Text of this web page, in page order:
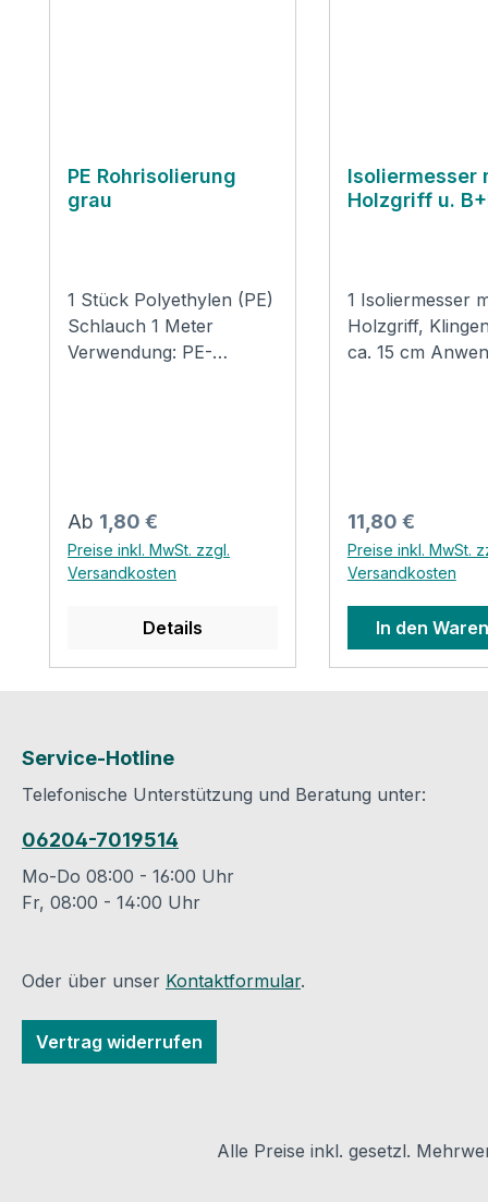
PE Rohrisolierung
grau
1 Stück Polyethylen (PE)
Schlauch 1 Meter
Verwendung: PE-
rundextrudiertem,
geschlossenzelligem
Polyethylenschaum,
alterungsbeständig und
Technische Daten:
Wärmeleitfähigkeit nach
Temperatureinsatzbereic
h : -45 bis +105 Gr C
Brandverhalten : B1
Lieferlänge : 1 m
Anwendung : EnEV
Anhang 5 Zeile 7 Farbe :
Eigenschaften und hohe
Isolierung hat sich über
Jahre hinweg als
Aufgrund des Materials
Regulärer Preis:
Ab 1,80 €
Preise inkl. MwSt. zzgl.
Versandkosten
Details
Isoliermesser
Holzgriff u.
1 Isoliermesser
Holzgriff,
ca. 15 cm
Quernieten
Schaft und
perfektes
ideal für
Regulärer Preis:
11,80 €
Preise inkl. MwSt.
Versandkosten
In den
Service-Hotline
Telefonische Unterstützung und Beratung unter:
06204-7019514
Mo-Do 08:00 - 16:00 Uhr
Fr, 08:00 - 14:00 Uhr
Oder über unser Kontaktformular.
Vertrag widerrufen
Alle Preise inkl. gesetzl.